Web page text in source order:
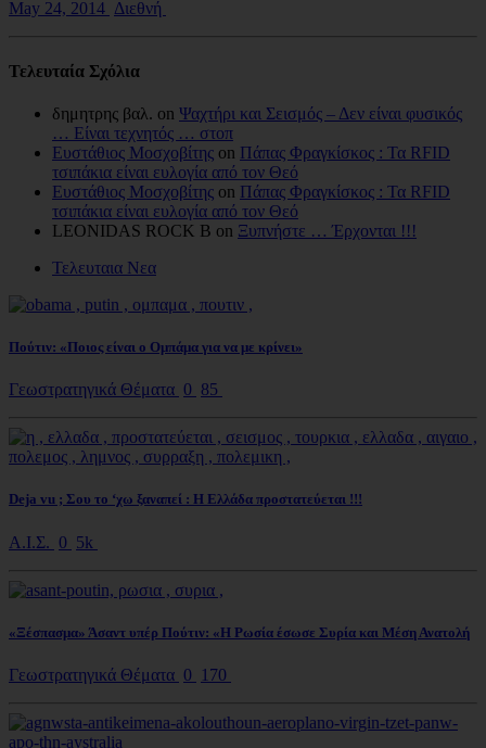
May 24, 2014 Διεθνή
Τελευταία Σχόλια
δημητρης βαλ. on Ψαχτήρι και Σεισμός – Δεν είναι φυσικός
… Είναι τεχνητός … στοπ
Ευστάθιος Μοσχοβίτης on Πάπας Φραγκίσκος : Τα RFID
τσιπάκια είναι ευλογία από τον Θεό
Ευστάθιος Μοσχοβίτης on Πάπας Φραγκίσκος : Τα RFID
τσιπάκια είναι ευλογία από τον Θεό
LEONIDAS ROCK B on Ξυπνήστε … Έρχονται !!!
Τελευταια Νεα
Πούτιν: «Ποιος είναι ο Ομπάμα για να με κρίνει»
Γεωστρατηγικά Θέματα 0 85
Deja vu ; Σου το ‘χω ξαναπεί : Η Ελλάδα προστατεύεται !!!
Α.Ι.Σ. 0 5k
«Ξέσπασμα» Άσαντ υπέρ Πούτιν: «Η Ρωσία έσωσε Συρία και Μέση Ανατολή
Γεωστρατηγικά Θέματα 0 170